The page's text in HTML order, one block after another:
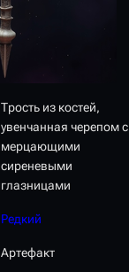
Трость из костей,
увенчанная черепом с
мерцающими
сиреневыми
глазницами
Редкий
Артефакт